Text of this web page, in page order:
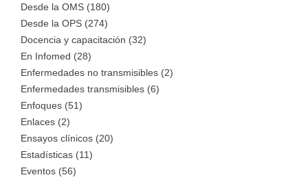
Desde la OMS (180)
Desde la OPS (274)
Docencia y capacitación (32)
En Infomed (28)
Enfermedades no transmisibles (2)
Enfermedades transmisibles (6)
Enfoques (51)
Enlaces (2)
Ensayos clínicos (20)
Estadísticas (11)
Eventos (56)